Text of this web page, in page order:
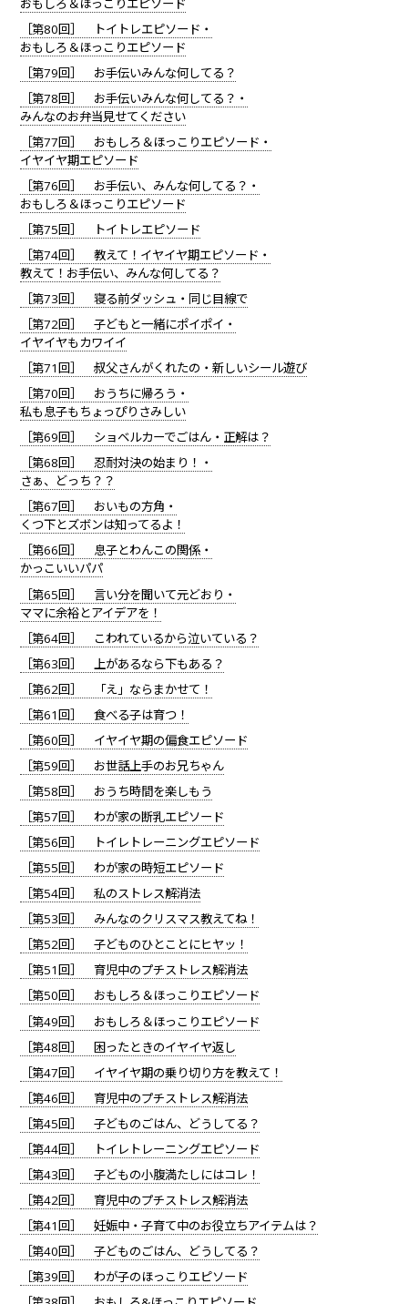
［第80回］ トイトレエピソード・
おもしろ＆ほっこりエピソード
［第79回］ お手伝いみんな何してる？
［第78回］ お手伝いみんな何してる？・
みんなのお弁当見せてください
［第77回］ おもしろ＆ほっこりエピソード・
イヤイヤ期エピソード
［第76回］ お手伝い、みんな何してる？・
おもしろ＆ほっこりエピソード
［第75回］ トイトレエピソード
［第74回］ 教えて！イヤイヤ期エピソード・
教えて！お手伝い、みんな何してる？
［第73回］ 寝る前ダッシュ・同じ目線で
［第72回］ 子どもと一緒にポイポイ・
イヤイヤもカワイイ
［第71回］ 叔父さんがくれたの・新しいシール遊び
［第70回］ おうちに帰ろう・
私も息子もちょっぴりさみしい
［第69回］ ショベルカーでごはん・正解は？
［第68回］ 忍耐対決の始まり！・
さぁ、どっち？？
［第67回］ おいもの方角・
くつ下とズボンは知ってるよ！
［第66回］ 息子とわんこの関係・
かっこいいパパ
［第65回］ 言い分を聞いて元どおり・
ママに余裕とアイデアを！
［第64回］ こわれているから泣いている？
［第63回］ 上があるなら下もある？
［第62回］ 「え」ならまかせて！
［第61回］ 食べる子は育つ！
［第60回］ イヤイヤ期の偏食エピソード
［第59回］ お世話上手のお兄ちゃん
［第58回］ おうち時間を楽しもう
［第57回］ わが家の断乳エピソード
［第56回］ トイレトレーニングエピソード
［第55回］ わが家の時短エピソード
［第54回］ 私のストレス解消法
［第53回］ みんなのクリスマス教えてね！
［第52回］ 子どものひとことにヒヤッ！
［第51回］ 育児中のプチストレス解消法
［第50回］ おもしろ＆ほっこりエピソード
［第49回］ おもしろ＆ほっこりエピソード
［第48回］ 困ったときのイヤイヤ返し
［第47回］ イヤイヤ期の乗り切り方を教えて！
［第46回］ 育児中のプチストレス解消法
［第45回］ 子どものごはん、どうしてる？
［第44回］ トイレトレーニングエピソード
［第43回］ 子どもの小腹満たしにはコレ！
［第42回］ 育児中のプチストレス解消法
［第41回］ 妊娠中・子育て中のお役立ちアイテムは？
［第40回］ 子どものごはん、どうしてる？
［第39回］ わが子のほっこりエピソード